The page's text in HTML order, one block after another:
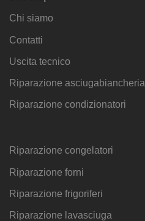
Chi siamo
Contatti
Uscita tecnico
Riparazione asciugabiancheria
Riparazione condizionatori
Riparazione congelatori
Riparazione forni
Riparazione frigoriferi
Riparazione lavasciuga